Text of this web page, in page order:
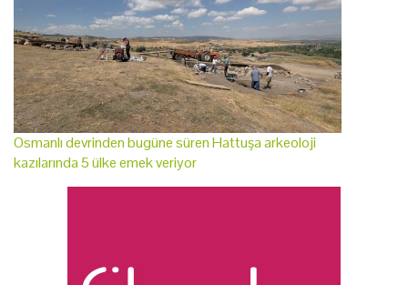
Osmanlı devrinden bugüne süren Hattuşa arkeoloji
kazılarında 5 ülke emek veriyor